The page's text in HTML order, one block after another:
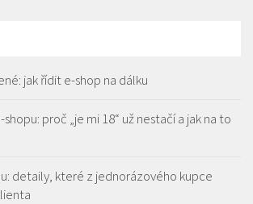
jak řídit e-shop na dálku
proč „je mi 18“ už nestačí a jak na to
detaily, které z jednorázového kupce